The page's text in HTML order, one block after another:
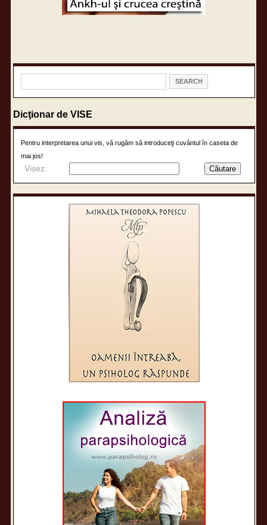
Dicţionar de VISE
Pentru interpretarea unui vis, vă rugăm să introduceţi cuvântul în caseta de
mai jos!
Visez: